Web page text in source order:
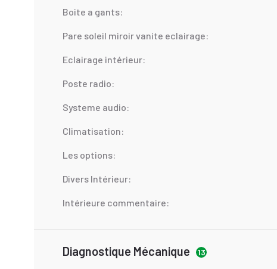
Boite a gants:
Pare soleil miroir vanite eclairage:
Eclairage intérieur:
Poste radio:
Systeme audio:
Climatisation:
Les options:
Divers Intérieur:
Intérieure commentaire:
Diagnostique Mécanique 13